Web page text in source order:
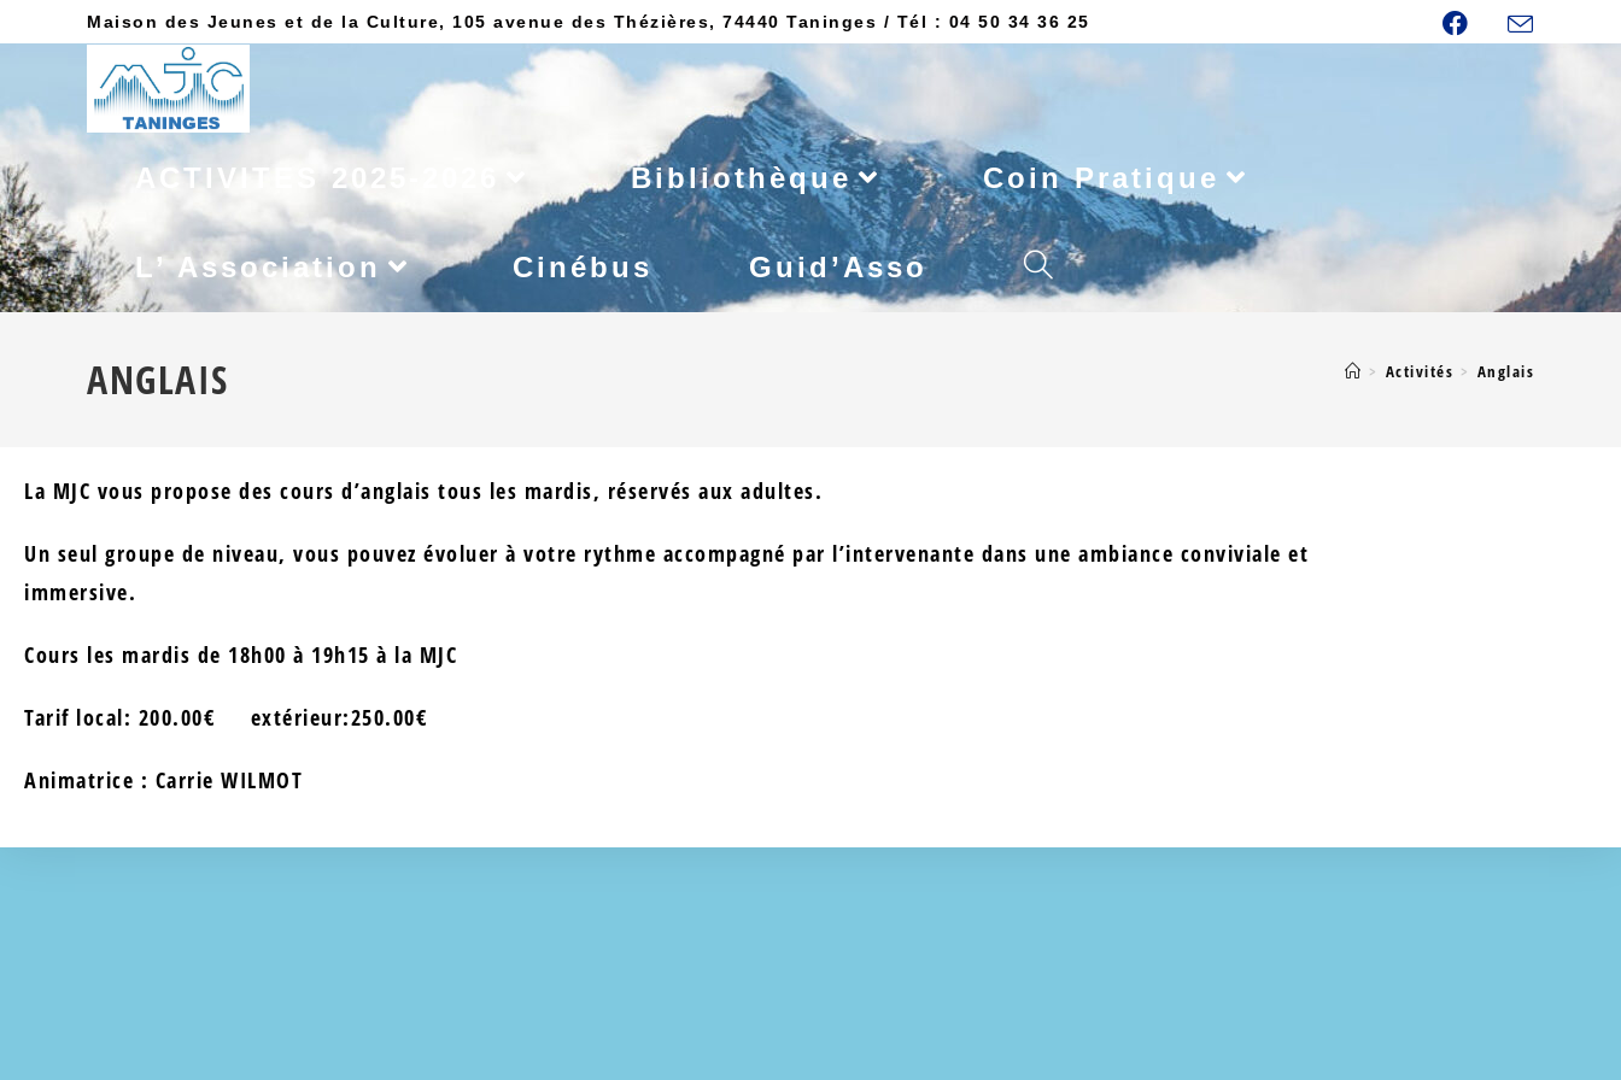
Maison des Jeunes et de la Culture, 105 avenue des Thézières, 74440 Taninges / Tél : 04 50 34 36 25
ACTIVITES 2025-2026 Bibliothèque Coin Pratique
L’ Association Cinébus Guid’Asso
ANGLAIS > Activités > Anglais
La MJC vous propose des cours d’anglais tous les mardis, réservés aux adultes.
Un seul groupe de niveau, vous pouvez évoluer à votre rythme accompagné par l’intervenante dans une ambiance conviviale et
immersive.
Cours les mardis de 18h00 à 19h15 à la MJC
Tarif local: 200.00€ extérieur:250.00€
Animatrice : Carrie WILMOT